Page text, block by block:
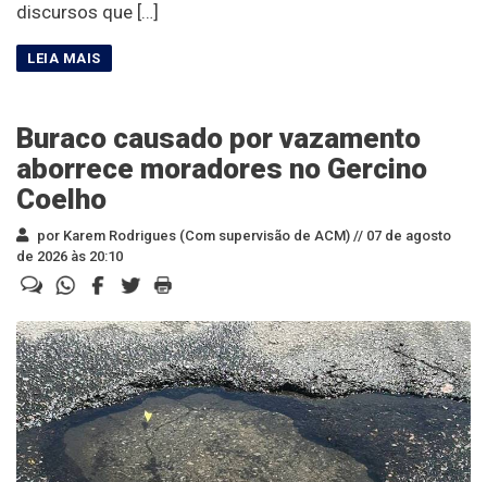
discursos que […]
Buraco causado por vazamento
aborrece moradores no Gercino
Coelho
por Karem Rodrigues (Com supervisão de ACM) // 07 de agosto
de 2026 às 20:10